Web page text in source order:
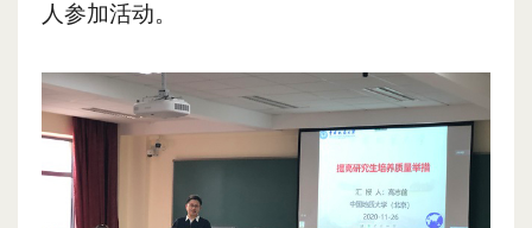
人参加活动。